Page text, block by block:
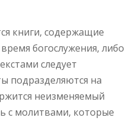
книги, содержащие
богослужения, либо
следует
подразделяются на
неизменяемый
с молитвами, которые